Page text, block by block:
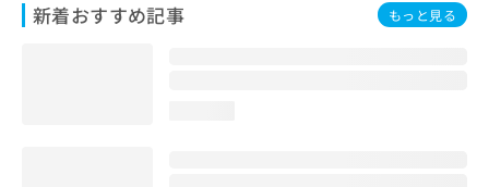
新着おすすめ記事 もっと見る